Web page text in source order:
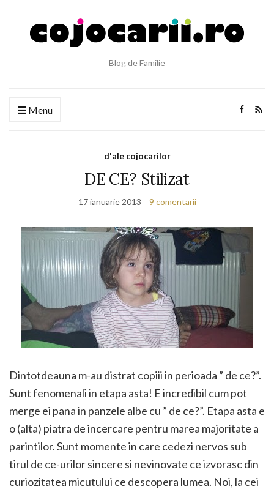
Blog de Familie
Menu
d'ale cojocarilor
DE CE? Stilizat
17 ianuarie 2013 9 comentarii
Dintotdeauna m-au distrat copiii in perioada ” de ce?”.
Sunt fenomenali in etapa asta! E incredibil cum pot
merge ei pana in panzele albe cu ” de ce?”. Etapa asta e
o (alta) piatra de incercare pentru marea majoritate a
parintilor. Sunt momente in care cedezi nervos sub
tirul de ce-urilor sincere si nevinovate ce izvorasc din
curiozitatea micutului ce descopera lumea. Noi, la cei